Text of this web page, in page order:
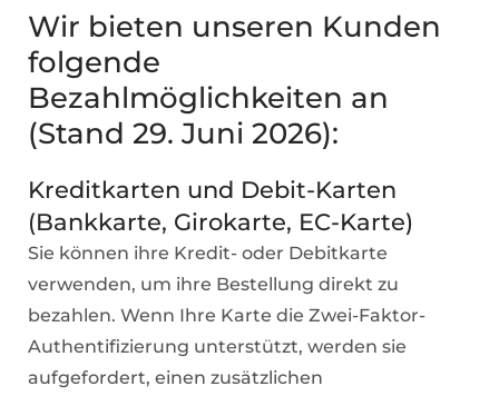
Wir bieten unseren Kunden
folgende
Bezahlmöglichkeiten an
(Stand 29. Juni 2026):
Kreditkarten und Debit-Karten
(Bankkarte, Girokarte, EC-Karte)
Sie können ihre Kredit- oder Debitkarte
verwenden, um ihre Bestellung direkt zu
bezahlen. Wenn Ihre Karte die Zwei-Faktor-
Authentifizierung unterstützt, werden sie
aufgefordert, einen zusätzlichen